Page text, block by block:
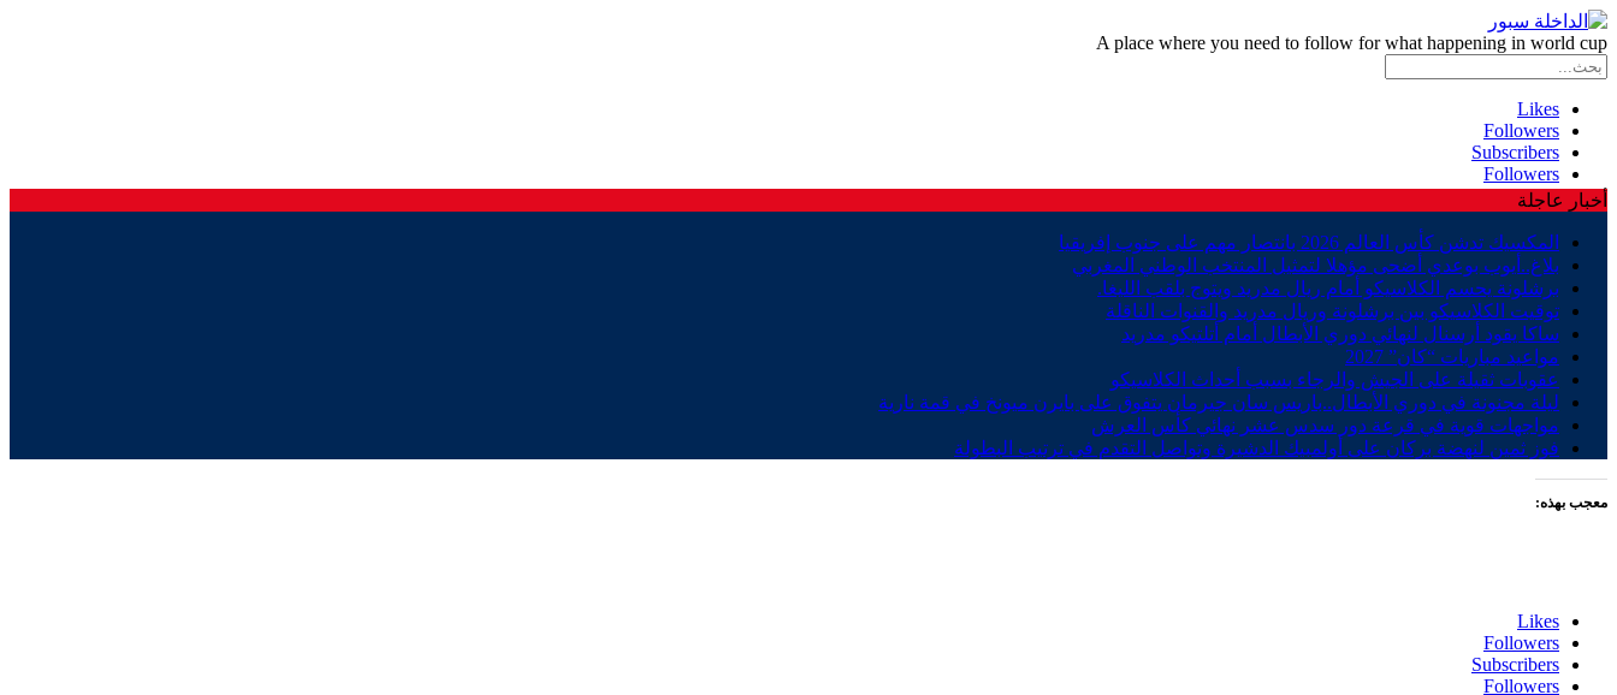
A place where you need to follow for what happening in world cup
Likes
Followers
Subscribers
Followers
أخبار عاجلة
المكسيك تدشن كأس العالم 2026 بانتصار مهم على جنوب إفريقيا
بلاغ..أيوب بوعدي أضحى مؤهلا لتمثيل المنتخب الوطني المغربي
برشلونة يحسم الكلاسيكو أمام ريال مدريد ويتوج بلقب الليغا.
توقيت الكلاسيكو بين برشلونة وريال مدريد والقنوات الناقلة
ساكا يقود أرسنال لنهائي دوري الأبطال أمام أتلتيكو مدريد
مواعيد مباريات “كان” 2027
عقوبات ثقيلة على الجيش والرجاء بسبب أحداث الكلاسيكو
ليلة مجنونة في دوري الأبطال..باريس سان جيرمان يتفوق على بايرن ميونخ في قمة نارية
مواجهات قوية في قرعة دور سدس عشر نهائي كأس العرش
فوز ثمين لنهضة بركان على أولمبيك الدشيرة وتواصل التقدم في ترتيب البطولة
معجب بهذه:
Likes
Followers
Subscribers
Followers